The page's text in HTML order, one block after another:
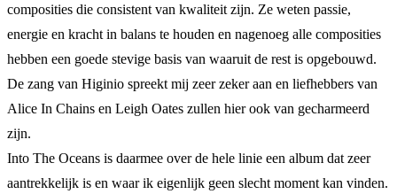
composities die consistent van kwaliteit zijn. Ze weten passie,
energie en kracht in balans te houden en nagenoeg alle composities
hebben een goede stevige basis van waaruit de rest is opgebouwd.
De zang van Higinio spreekt mij zeer zeker aan en liefhebbers van
Alice In Chains en Leigh Oates zullen hier ook van gecharmeerd
zijn.
Into The Oceans is daarmee over de hele linie een album dat zeer
aantrekkelijk is en waar ik eigenlijk geen slecht moment kan vinden.